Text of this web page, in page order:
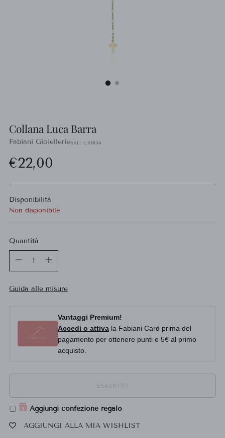
Collana Luca Barra
Fabiani GioiellerieSKU: CK1834
Prezzo
di
listino
€22,00
Disponibilità
Non disponibile
Quantità
Guida alle misure
Vantaggi Premium!
Accedi o attiva la Fabiani Card prima del
pagamento per ottenere punti e 5€ al primo
acquisto.
ESAURITO
Aggiungi confezione regalo
AGGIUNGI ALLA MIA WISHLIST